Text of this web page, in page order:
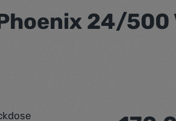
24/500
Regulärer